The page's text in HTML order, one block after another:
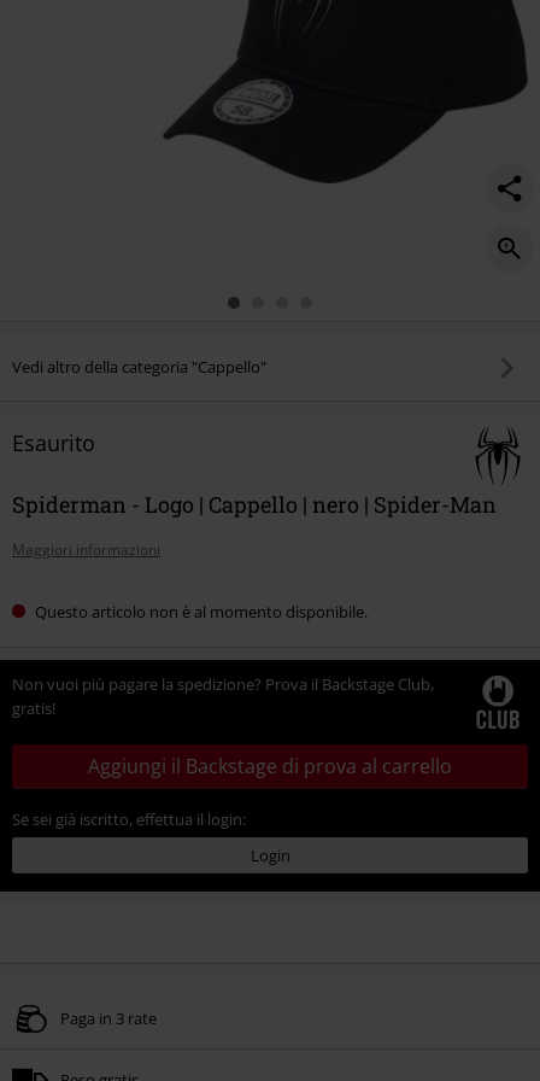
Vedi altro della categoria "Cappello"
Esaurito
Spiderman - Logo | Cappello | nero | Spider-Man
Maggiori informazioni
Questo articolo non è al momento disponibile.
Non vuoi più pagare la spedizione? Prova il Backstage Club,
gratis!
Aggiungi il Backstage di prova al carrello
Se sei già iscritto, effettua il login:
Login
Paga in 3 rate